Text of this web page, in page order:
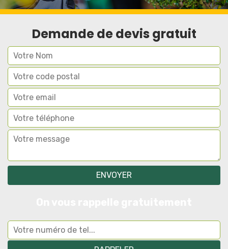
Demande de devis gratuit